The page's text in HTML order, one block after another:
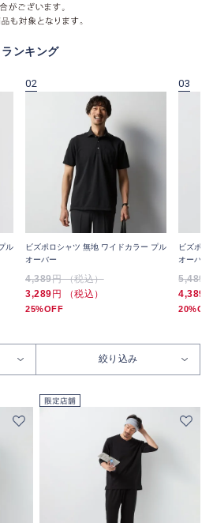
ンキング
ル
02
ビズポロシャツ 無地 ワイドカラー プル
オーバー
4,389円 （税込）
3,289 円 （税込）
25%OFF
03
ビズポロ
オーバー
5,489
4,389
絞り込み